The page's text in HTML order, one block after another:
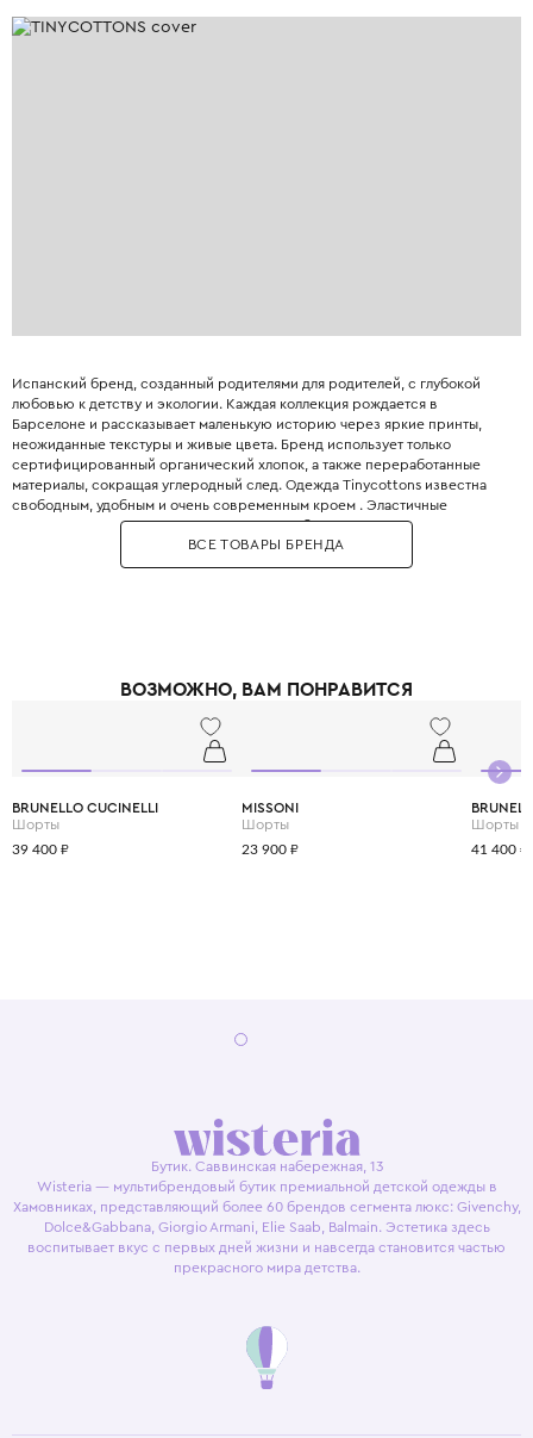
Испанский бренд, созданный родителями для родителей, с глубокой
любовью к детству и экологии. Каждая коллекция рождается в
Барселоне и рассказывает маленькую историю через яркие принты,
неожиданные текстуры и живые цвета. Бренд использует только
сертифицированный органический хлопок, а также переработанные
материалы, сокращая углеродный след. Одежда Tinycottons известна
свободным, удобным и очень современным кроем . Эластичные
манжеты, мягкие резинки и плоские швы обеспечивают максимальную
свободу движений для игр и сна. Принты являются визитной карточкой
бренда: забавные животные, абстрактные узоры, коллаборации с
ВСЕ ТОВАРЫ БРЕНДА
ВОЗМОЖНО, ВАМ ПОНРАВИТСЯ
BRUNELLO CUCINELLI
Шорты
39 400 ₽
MISSONI
Шорты
23 900 ₽
Шорты
41 400 ₽
Бутик. Саввинская набережная, 13
Wisteria — мультибрендовый бутик премиальной детской одежды в
Хамовниках, представляющий более 60 брендов сегмента люкс: Givenchy,
Dolce&Gabbana, Giorgio Armani, Elie Saab, Balmain. Эстетика здесь
воспитывает вкус с первых дней жизни и навсегда становится частью
прекрасного мира детства.